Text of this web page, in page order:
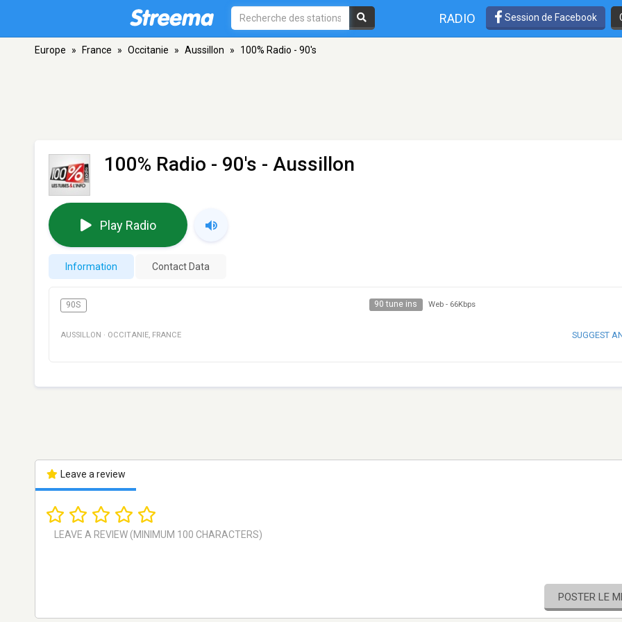
RADIO Session de Facebook
Europe » France » Occitanie » Aussillon » 100% Radio - 90's
100% Radio - 90's - Aussillon
Play Radio
Information Contact Data
90S 90 tune ins Web - 66Kbps
AUSSILLON · OCCITANIE, FRANCE SUGGEST
Leave a review
POSTER LE